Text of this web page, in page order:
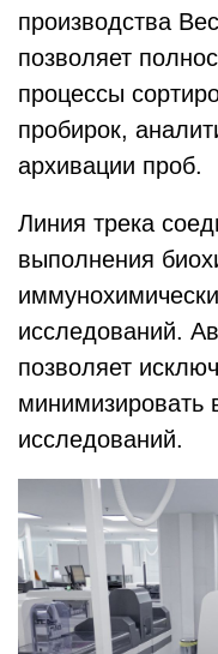
производства
позволяет
процессы
пробирок,
архивации проб.
Линия трека
выполнения
исследований.
позволяет
минимизировать
исследований.